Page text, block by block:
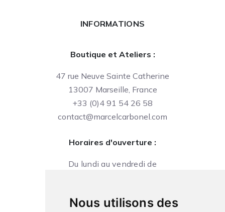
Nous utilisons des
INFORMATIONS
Boutique et Ateliers :
47 rue Neuve Sainte Catherine
13007 Marseille, France
+33 (0)4 91 54 26 58
contact@marcelcarbonel.com
Horaires d'ouverture :
Du lundi au vendredi de
10h à 13h et de 14h à 18h